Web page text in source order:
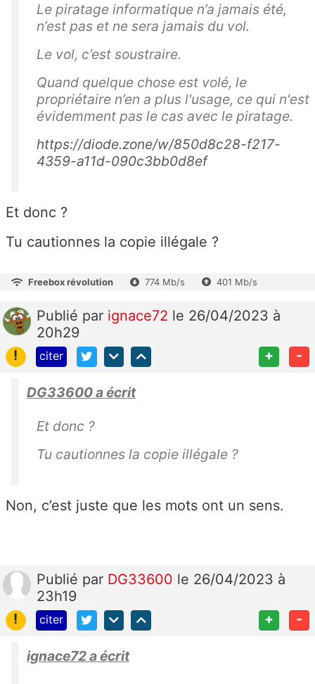
Le piratage informatique n’a jamais été,
n’est pas et ne sera jamais du vol.
Le vol, c’est soustraire.
Quand quelque chose est volé, le
propriétaire n’en a plus l'usage, ce qui n'est
évidemment pas le cas avec le piratage.
https://diode.zone/w/850d8c28-f217-
4359-a11d-090c3bb0d8ef
Et donc ?
Tu cautionnes la copie illégale ?
Freebox révolution 774 Mb/s 401 Mb/s
Publié par ignace72 le 26/04/2023 à
20h29
!
citer + -
DG33600 a écrit
Et donc ?
Tu cautionnes la copie illégale ?
Non, c’est juste que les mots ont un sens.
Publié par DG33600 le 26/04/2023 à
23h19
!
citer + -
ignace72 a écrit